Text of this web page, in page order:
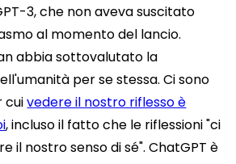
3, che non aveva suscitato
al momento del lancio.
abbia sottovalutato la
per se stessa. Ci sono
cuivedere il nostro riflesso è
, incluso il fatto che le riflessioni "ci
il nostro senso di sé". ChatGPT è